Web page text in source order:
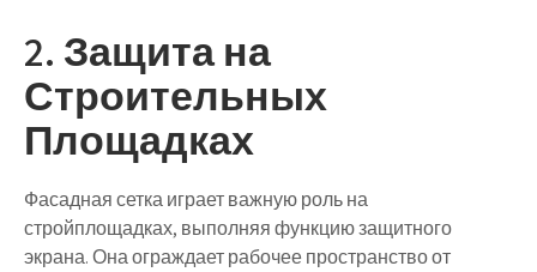
2. Защита на
Строительных
Площадках
Фасадная сетка играет важную роль на
стройплощадках, выполняя функцию защитного
экрана. Она ограждает рабочее пространство от